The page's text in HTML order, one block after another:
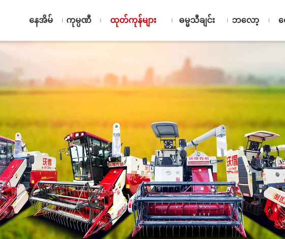
နေအိမ် ကုမ္ပဏီ ထုတ်ကုန်များ ဓမ္မသီချင်း ဘလော့